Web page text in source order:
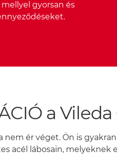
gyorsan és
a
nem ér véget. Ön is
acél lábosain,